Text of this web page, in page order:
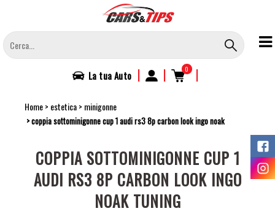
contenuto
principale
La tuaAuto | | 0 |
Home estetica minigonne
coppia sottominigonne cup 1 audi rs3 8p carbon look ingo noak
COPPIA SOTTOMINIGONNE CUP 1
AUDI RS3 8P CARBON LOOK INGO
NOAK TUNING